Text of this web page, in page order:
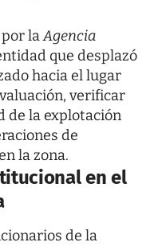
por laAgencia
que desplazó
hacia el lugar
verificar
de la explotación
de
la zona.
en el
de la